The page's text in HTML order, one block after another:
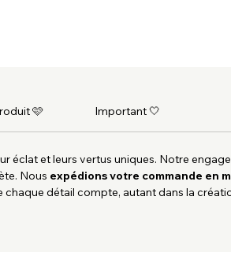
🩷 Important 🤍
éclat et leurs vertus uniques. Notre
Nous expédions votre commande en
détail compte, autant dans la